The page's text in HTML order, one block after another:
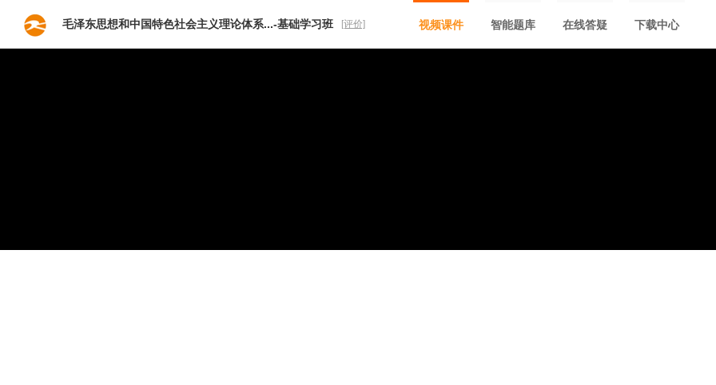
毛泽东思想和中国特色社会主义理论体系...-基础学习班 [评价] 视频课件 智能题库 在线答疑 下载中心